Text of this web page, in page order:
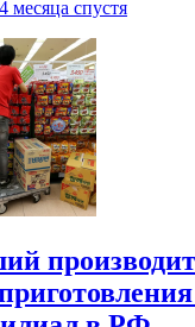
4 месяца спустя